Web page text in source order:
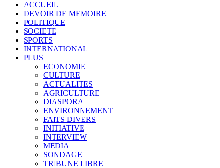
ACCUEIL
DEVOIR DE MEMOIRE
POLITIQUE
SOCIETE
SPORTS
INTERNATIONAL
PLUS
ECONOMIE
CULTURE
ACTUALITES
AGRICULTURE
DIASPORA
ENVIRONNEMENT
FAITS DIVERS
INITIATIVE
INTERVIEW
MEDIA
SONDAGE
TRIBUNE LIBRE